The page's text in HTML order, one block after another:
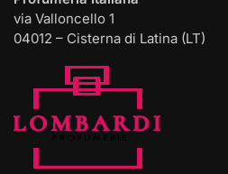
via Valloncello 1
04012 – Cisterna di Latina (LT)